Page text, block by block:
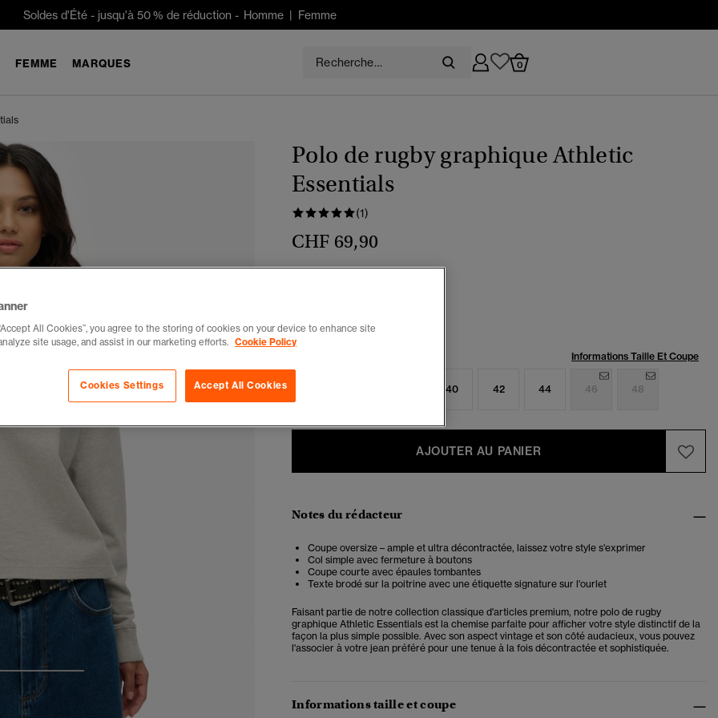
Soldes d'Été -jusqu'à 50 % de réduction - Homme| Femme
FEMME MARQUES 0
4
Polo de rugby graphique Athletic
Essentials
(1)
CHF 69,90
Informations Taille Et Coupe
40 42 44 46 48
AJOUTER AU PANIER
Notes du rédacteur
Coupe oversize – ample et ultra décontractée, laissez votre style s'exprimer
Col simple avec fermeture à boutons
Coupe courte avec épaules tombantes
Texte brodé sur la poitrine avec une étiquette signature sur l'ourlet
Faisant partie de notre collection classique d'articles premium, notre polo de rugby
graphique Athletic Essentials est la chemise parfaite pour afficher votre style distinctif de la
façon la plus simple possible. Avec son aspect vintage et son côté audacieux, vous pouvez
l'associer à votre jean préféré pour une tenue à la fois décontractée et sophistiquée.
Informations taille et coupe
All Cookies”, you agree to the storing of cookies on your device to enhance site
site usage, and assist in our marketing efforts. Cookie Policy
Accept All Cookies
Cookies Settings